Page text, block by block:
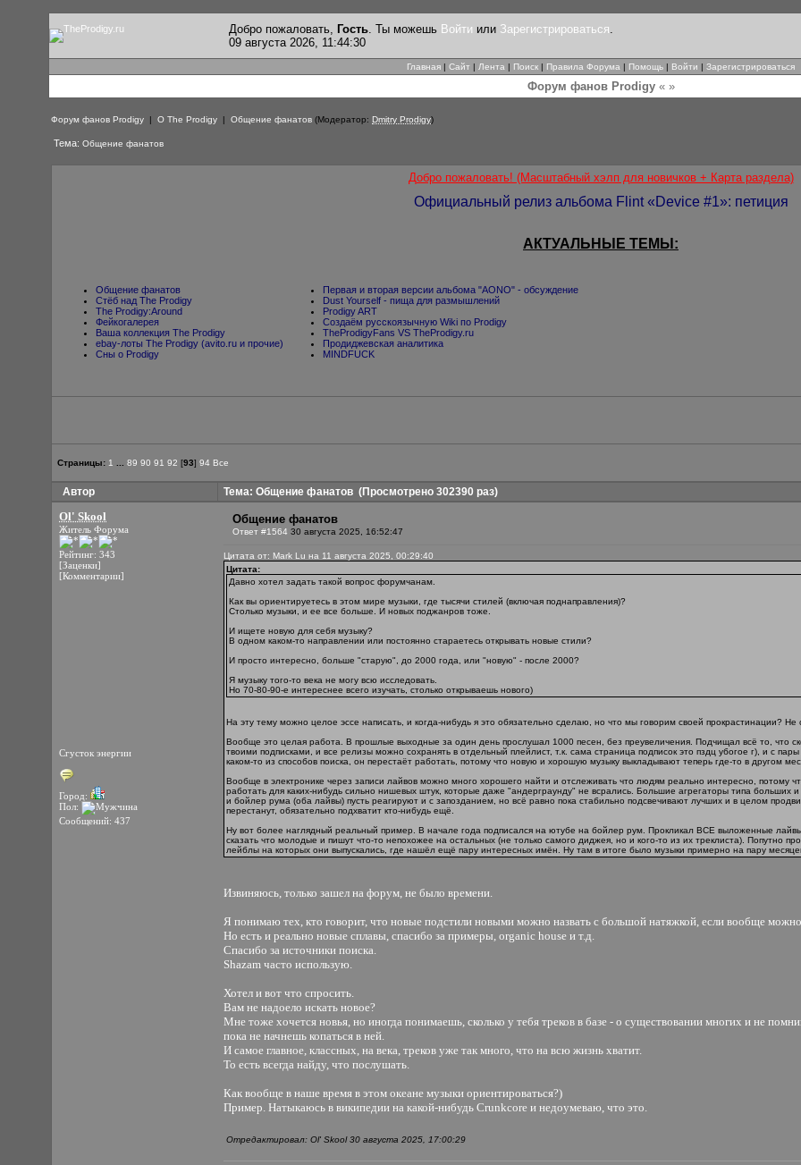
Добро пожаловать, Гость. Ты можешь Войти или Зарегистрироваться.
09 августа 2026, 11:44:30
Главная | Сайт | Лента | Поиск | Правила Форума | Помощь | Войти | Зарегистрироваться
Форум фанов Prodigy« »
Форум фанов Prodigy | О The Prodigy | Общение фанатов (Модератор: Dmitry Prodigy)
Тема: Общение фанатов
Добро пожаловать! (Масштабный хэлп для новичков + Карта раздела)
Официальный релиз альбома Flint «Device #1»: петиция
АКТУАЛЬНЫЕ ТЕМЫ:
Общение фанатов
Стёб над The Prodigy
The Prodigy:Around
Фейкогалерея
Ваша коллекция The Prodigy
ebay-лоты The Prodigy (avito.ru и прочие)
Cны о Prodigy
Первая и вторая версии альбома "AONO" - обсуждение
Dust Yourself - пища для размышлений
Prodigy ART
Создаём русскоязычную Wiki по Prodigy
TheProdigyFans VS TheProdigy.ru
Продиджевская аналитика
MINDFUCK
Страницы: 1 89 90 91 92 [93] 94 Все
Автор Тема: Общение фанатов (Просмотрено 302390 раз)
Ol' Skool
Житель Форума
Рейтинг: 343
[Заценки]
[Комментарии]
Сгусток энергии
Город:
Пол:
Сообщений: 437
Общение фанатов
Ответ #1564 30 августа 2025, 16:52:47
Цитата от: Mark Lu на 11 августа 2025, 00:29:40
Цитата:
Давно хотел задать такой вопрос форумчанам.
Как вы ориентируетесь в этом мире музыки, где тысячи стилей (включая поднаправления)?
Столько музыки, и ее все больше. И новых поджанров тоже.
И ищете новую для себя музыку?
В одном каком-то направлении или постоянно стараетесь открывать новые стили?
И просто интересно, больше "старую", до 2000 года, или "новую" - после 2000?
Я музыку того-то века не могу всю исследовать.
Но 70-80-90-е интереснее всего изучать, столько открываешь нового)
На эту тему можно целое эссе написать, и когда-нибудь я это обязательно сделаю, но что мы говорим своей прокрастинации? Не
Вообще это целая работа. В прошлые выходные за один день прослушал 1000 песен, без преувеличения. Подчищал всё то, что
твоими подписками, и все релизы можно сохранять в отдельный плейлист, т.к. сама страница подписок это пздц убогое г), и с
каком-то из способов поиска, он перестаёт работать, потому что новую и хорошую музыку выкладывают теперь где-то в другом
Вообще в электронике через записи лайвов можно много хорошего найти и отслеживать что людям реально интересно, потому
работать для каких-нибудь сильно нишевых штук, которые даже "андерграунду" не всрались. Большие агрегаторы типа больших
и бойлер рума (оба лайвы) пусть реагируют и с запозданием, но всё равно пока стабильно подсвечивают лучших и в целом
перестанут, обязательно подхватит кто-нибудь ещё.
Ну вот более наглядный реальный пример. В начале года подписался на ютубе на бойлер рум. Прокликал ВСЕ выложенные
сказать что молодые и пишут что-то непохожее на остальных (не только самого диджея, но и кого-то из их треклиста). Попутно
лейблы на которых они выпускались, где нашёл ещё пару интересных имён. Ну там в итоге было музыки примерно на пару
Извиняюсь, только зашел на форум, не было времени.
Я понимаю тех, кто говорит, что новые подстили новыми можно назвать с большой натяжкой, если вообще
Но есть и реально новые сплавы, спасибо за примеры, organic house и т.д.
Спасибо за источники поиска.
Shazam часто использую.
Хотел и вот что спросить.
Вам не надоело искать новое?
Мне тоже хочется новья, но иногда понимаешь, сколько у тебя треков в базе - о существовании многих и не
пока не начнешь копаться в ней.
И самое главное, классных, на века, треков уже так много, что на всю жизнь хватит.
То есть всегда найду, что послушать.
Как вообще в наше время в этом океане музыки ориентироваться?)
Пример. Натыкаюсь в википедии на какой-нибудь Crunkcore и недоумеваю, что это.
Отредактировал: Ol' Skool 30 августа 2025, 17:00:29